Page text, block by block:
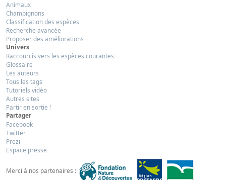
Animaux
Champignons
Classification des espèces
Recherche avancée
Proposer des améliorations
Univers
Raccourcis vers les espèces courantes
Glossaire
Les auteurs
Tous les tags
Tutoriels vidéo
Autres sites
Partir en sortie !
Partager
Facebook
Twitter
Prezi
Espace presse
Merci à nos partenaires :